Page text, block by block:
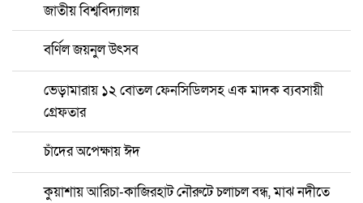
জাতীয় বিশ্ববিদ্যালয়
বর্ণিল জয়নুল উৎসব
ভেড়ামারায় ১২ বোতল ফেনসিডিলসহ এক মাদক ব্যবসায়ী
গ্রেফতার
চাঁদের অপেক্ষায় ঈদ
কুয়াশায় আরিচা-কাজিরহাট নৌরুটে চলাচল বন্ধ, মাঝ নদীতে